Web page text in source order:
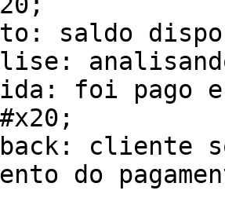
saldo
foi pago
cliente
do